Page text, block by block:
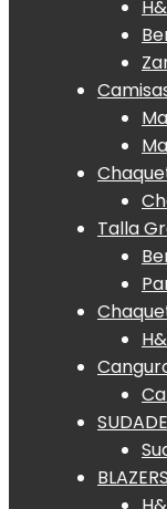
Talla
BLAZERS